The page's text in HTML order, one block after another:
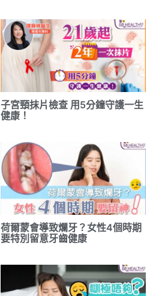
子宮頸抹片檢查 用5分鐘守護一生
健康！
荷爾蒙會導致爛牙？女性4個時期
要特別留意牙齒健康